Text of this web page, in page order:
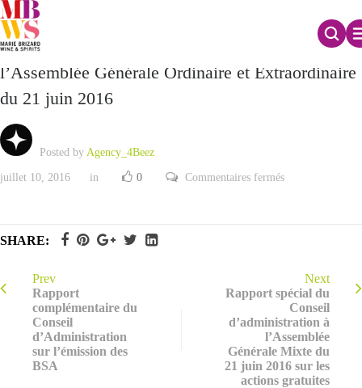
Rapport du Conseil d’Administration à
l’Assemblée Générale Ordinaire et Extraordinaire
du 21 juin 2016
Posted by Agency_4Beez
juillet 10, 2016 in 0 Commentaires ferméssur
Extraordinaire
du
21
juin
2016
SHARE:
Prev
Rapport
complémentaire du
Conseil
d’Administration
sur l’émission des
BSA
Next
Rapport spécial du
Conseil
d’administration à
l’Assemblée
Générale Mixte du
21 juin 2016 sur les
actions gratuites